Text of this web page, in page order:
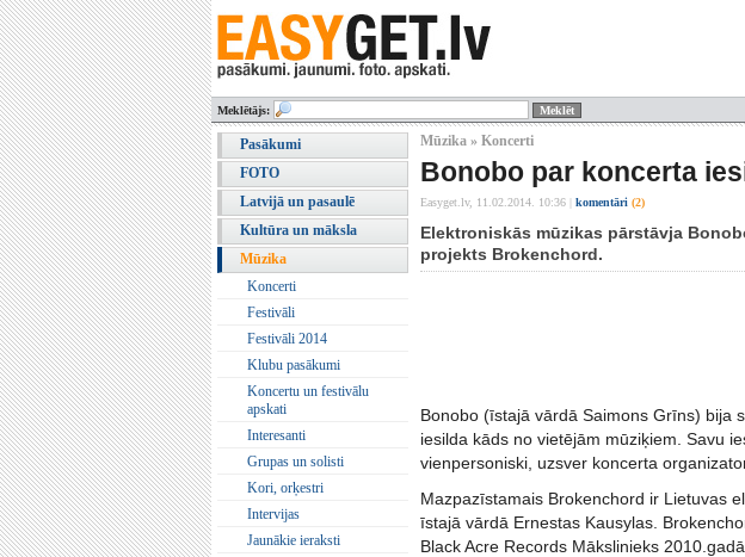
Meklētājs:
Pasākumi
FOTO
Latvijā un pasaulē
Kultūra un māksla
Mūzika
Koncerti
Festivāli
Festivāli 2014
Klubu pasākumi
Koncertu un festivālu
apskati
Interesanti
Grupas un solisti
Kori, orķestri
Intervijas
Jaunākie ieraksti
Mūzika » Koncerti
Bonobo par koncerta
Easyget.lv, 11.02.2014. 10:36 komentāri (2)
Elektroniskās mūzikas pārstāvja
projekts Brokenchord.
Bonobo (īstajā vārdā Saimons Grīns) bija
iesilda kāds no vietējām mūziķiem. Savu
vienpersoniski, uzsver koncerta
Mazpazīstamais Brokenchord ir Lietuvas
īstajā vārdā Ernestas Kausylas.
Black Acre Records Mākslinieks